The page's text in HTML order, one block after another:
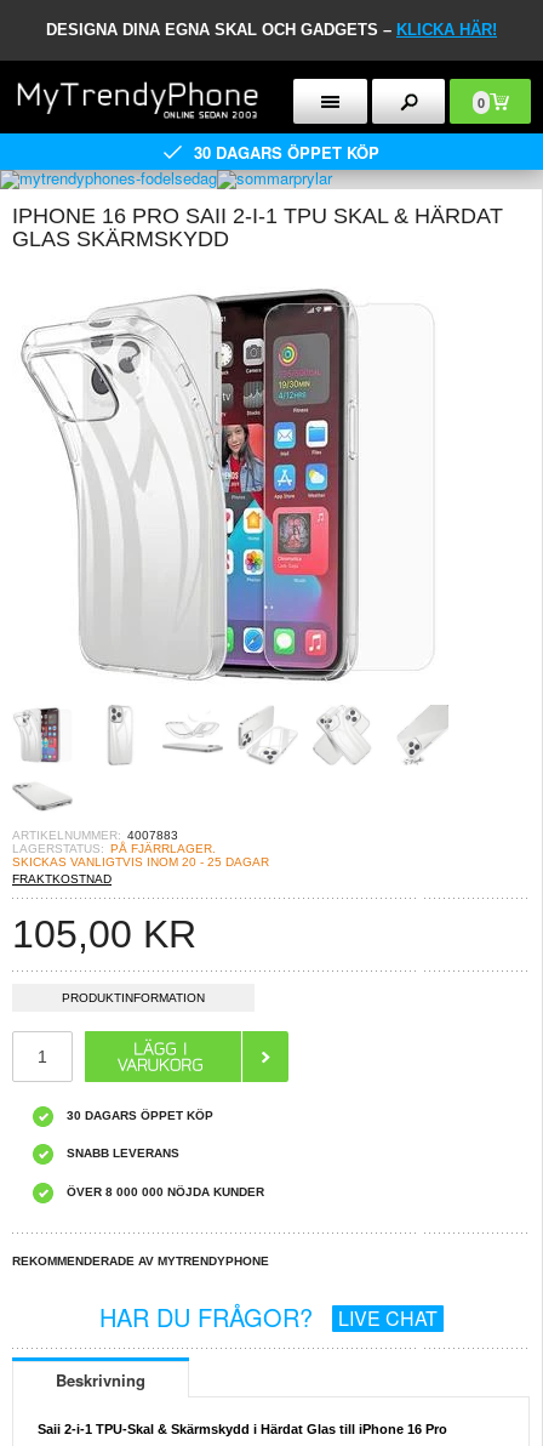
DESIGNA DINA EGNA SKAL OCH GADGETS – KLICKA HÄR!
0
30 DAGARS ÖPPET KÖP
IPHONE 16 PRO SAII 2-I-1 TPU SKAL & HÄRDAT
GLAS SKÄRMSKYDD
ARTIKELNUMMER: 4007883
LAGERSTATUS: PÅ FJÄRRLAGER.
SKICKAS VANLIGTVIS INOM 20 - 25 DAGAR
FRAKTKOSTNAD
105,00 KR
PRODUKTINFORMATION
30 DAGARS ÖPPET KÖP
SNABB LEVERANS
ÖVER 8 000 000 NÖJDA KUNDER
REKOMMENDERADE AV MYTRENDYPHONE
HAR DU FRÅGOR? LIVE CHAT
Beskrivning
Saii 2-i-1 TPU-Skal & Skärmskydd i Härdat Glas till iPhone 16 Pro